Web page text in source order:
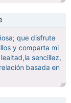
que disfrute
y comparta mi
sencillez,
basada en